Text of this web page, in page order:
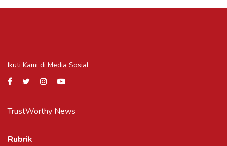
Ikuti Kami di Media Sosial
TrustWorthy News
Rubrik